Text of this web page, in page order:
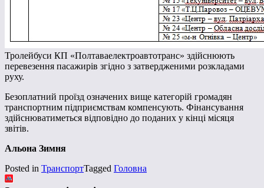
Тролейбуси КП «Полтаваелектроавтотранс» здійснюють
перевезення пасажирів згідно з затвердженими розкладами
руху.
Безоплатний проїзд означених вище категорій громадян
транспортним підприємствам компенсують. Фінансування
здійснюватиметься відповідно до поданих у кінці місяця
звітів.
Альона Зимня
Posted in ТранспортTagged Головна